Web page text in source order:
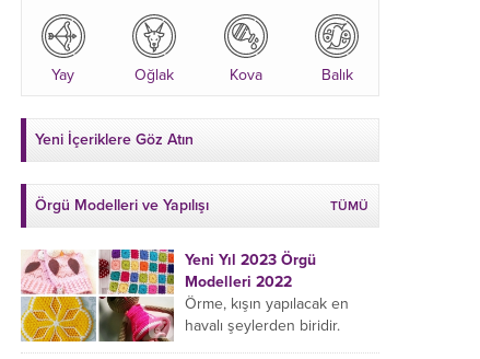
Yay Oğlak Kova Balık
Yeni İçeriklere Göz Atın
Örgü Modelleri ve Yapılışı TÜMÜ
Yeni Yıl 2023 Örgü
Modelleri 2022
Örme, kışın yapılacak en
havalı şeylerden biridir.